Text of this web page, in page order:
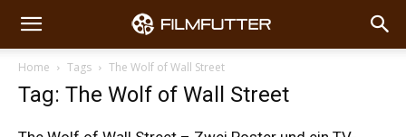
Home Tags The Wolf of Wall Street
Tag: The Wolf of Wall Street